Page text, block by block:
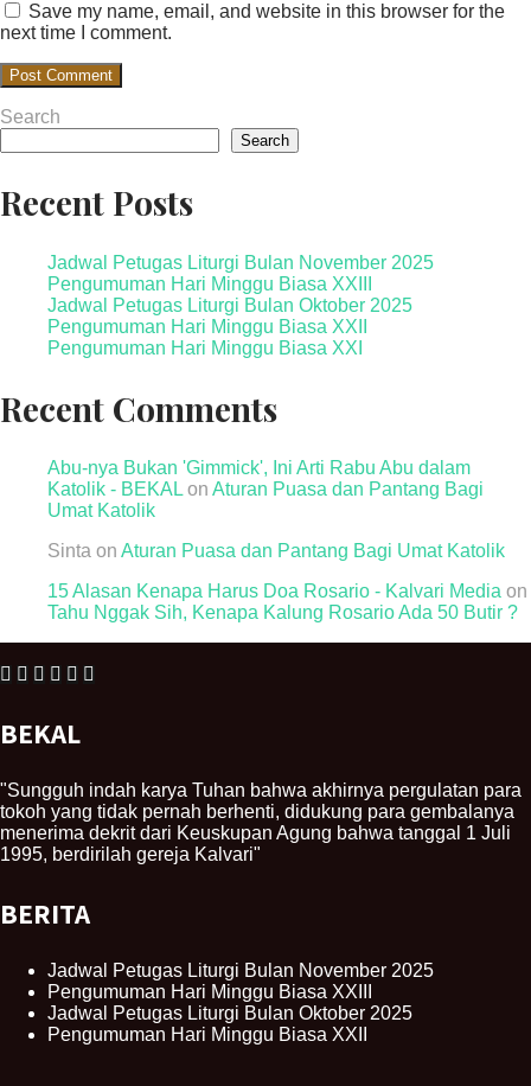
Save my name, email, and website in this browser for the
next time I comment.
Search
Search
Recent Posts
Jadwal Petugas Liturgi Bulan November 2025
Pengumuman Hari Minggu Biasa XXIII
Jadwal Petugas Liturgi Bulan Oktober 2025
Pengumuman Hari Minggu Biasa XXII
Pengumuman Hari Minggu Biasa XXI
Recent Comments
Abu-nya Bukan 'Gimmick', Ini Arti Rabu Abu dalam
Katolik - BEKAL on Aturan Puasa dan Pantang Bagi
Umat Katolik
Sinta on Aturan Puasa dan Pantang Bagi Umat Katolik
15 Alasan Kenapa Harus Doa Rosario - Kalvari Media on
Tahu Nggak Sih, Kenapa Kalung Rosario Ada 50 Butir ?
BEKAL
"Sungguh indah karya Tuhan bahwa akhirnya pergulatan para
tokoh yang tidak pernah berhenti, didukung para gembalanya
menerima dekrit dari Keuskupan Agung bahwa tanggal 1 Juli
1995, berdirilah gereja Kalvari"
BERITA
Jadwal Petugas Liturgi Bulan November 2025
Pengumuman Hari Minggu Biasa XXIII
Jadwal Petugas Liturgi Bulan Oktober 2025
Pengumuman Hari Minggu Biasa XXII